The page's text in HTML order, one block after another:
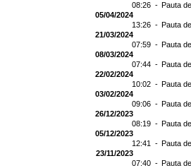
08:26 - Pauta
05/04/2024
13:26 - Pauta
21/03/2024
07:59 - Pauta
08/03/2024
07:44 - Pauta
22/02/2024
10:02 - Pauta
03/02/2024
09:06 - Pauta
26/12/2023
08:19 - Pauta
05/12/2023
12:41 - Pauta
23/11/2023
07:40 - Pauta